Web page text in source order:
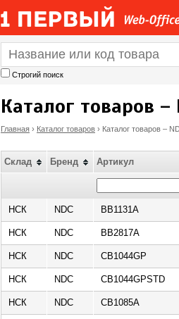
Строгий поиск
Каталог товаров –
В
ы
д
е
Главная › Каталог товаров › Каталог товаров –
Склад Бренд Артикул
НСК NDC BB1131A
НСК NDC BB2817A
НСК NDC CB1044GP
НСК NDC CB1044GPSTD
НСК NDC CB1085A